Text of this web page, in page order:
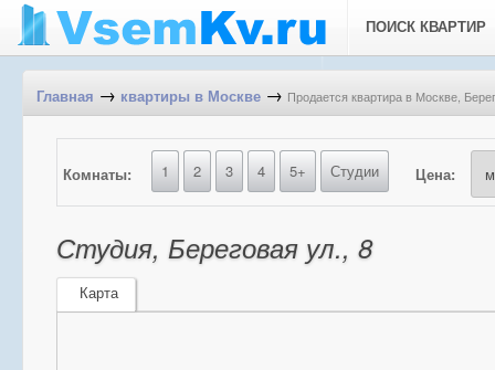
ПОИСК КВАРТИР
Главная → квартиры в Москве → Продается квартира в Москве,
Комнаты: 1 2 3 4 5+ Студии Цена:
Студия, Береговая ул., 8
Карта